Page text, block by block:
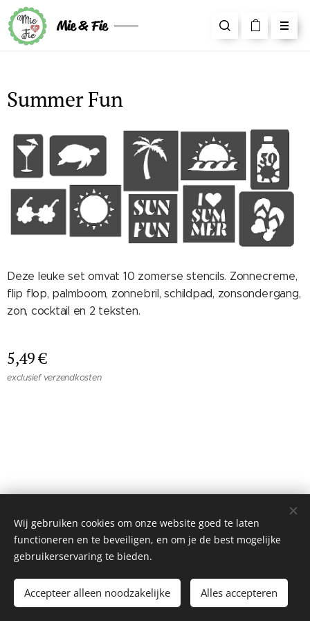
Mie & Fie
Summer Fun
Deze leuke set omvat 10 zomerse stencils. Zonnecreme,
flip flop, palmboom, zonnebril, schildpad, zonsondergang,
zon, cocktail en 2 teksten.
5,49€
exclusief verzendkosten
Toevoegen aan de winkelwagen
Tieltsebaan 108, 3200 Aarschot
Cookies
Wij gebruiken cookies om onze website goed te laten
functioneren en te beveiligen, en om je de best mogelijke
gebruikerservaring te bieden.
Accepteer alleen noodzakelijke Alles accepteren